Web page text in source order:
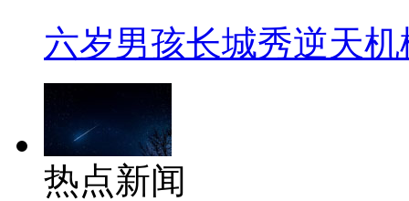
六岁男孩长城秀逆天机
热点新闻